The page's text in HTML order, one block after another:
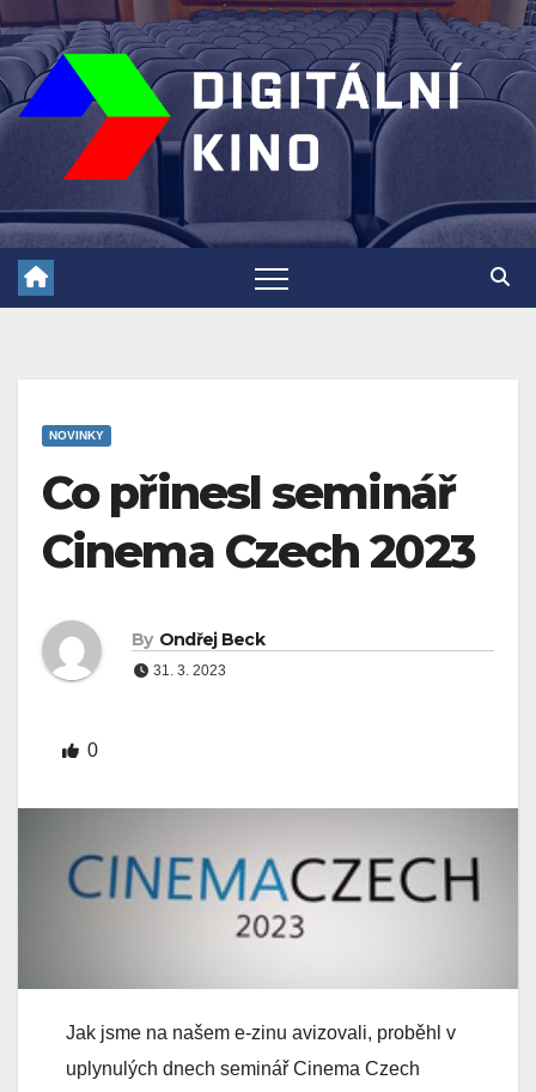
Skip
to
content
NOVINKY
Co přinesl seminář
Cinema Czech 2023
By Ondřej Beck
31. 3. 2023
0
Jak jsme na našem e-zinu avizovali, proběhl v
uplynulých dnech seminář Cinema Czech